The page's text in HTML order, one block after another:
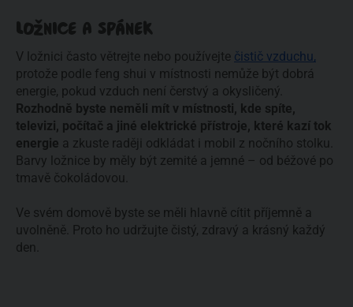
LOŽNICE A SPÁNEK
V ložnici často větrejte nebo používejte čistič vzduchu,
protože podle feng shui v místnosti nemůže být dobrá
Rozhodně byste neměli mít v místnosti, kde spíte,
televizi, počítač a jiné elektrické přístroje, které kazí tok
energie a zkuste raději odkládat i mobil z nočního stolku.
Barvy ložnice by měly být zemité a jemné – od béžové po
tmavě čokoládovou.
Ve svém domově byste se měli hlavně cítit příjemně a
uvolněně. Proto ho udržujte čistý, zdravý a krásný každý
den.